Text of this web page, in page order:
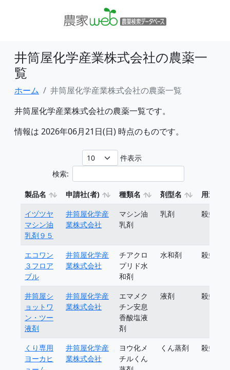
井筒屋化学産業株式会社の農薬一
覧
ホーム
井筒屋化学産業株式会社の農薬一覧
井筒屋化学産業株式会社の農薬一覧です。
情報は 2026年06月21日(日) 時点のものです。
件表示
検索:
製品名 申請社(者) 種類名 剤型名
用途
イヅツヤ
マシン油
乳剤９５
井筒屋化学産
業株式会社
マシン油
乳剤
乳剤 殺虫剤
エコワン
３フロア
ブル
井筒屋化学産
業株式会社
チアクロ
プリド水
和剤
水和剤 殺虫剤
井筒屋シ
ョットワ
ン・ツー
液剤
井筒屋化学産
業株式会社
エマメク
チン安息
香酸塩液
剤
液剤 殺虫剤
くり専用
ヨーカヒ
井筒屋化学産
業株式会社
ヨウ化メ
チルくん
くん蒸剤 殺虫剤